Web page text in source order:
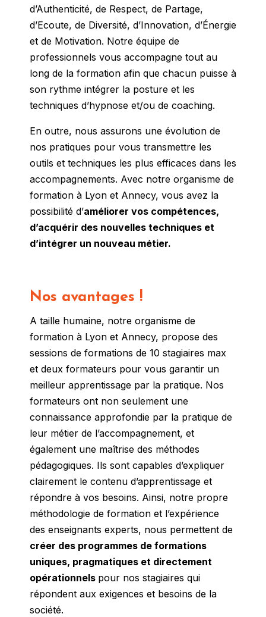
d’Authenticité, de Respect, de Partage,
d’Ecoute, de Diversité, d’Innovation, d’Énergie
et de Motivation. Notre équipe de
professionnels vous accompagne tout au
long de la formation afin que chacun puisse à
son rythme intégrer la posture et les
techniques d’hypnose et/ou de coaching.
En outre, nous assurons une évolution de
nos pratiques pour vous transmettre les
outils et techniques les plus efficaces dans les
accompagnements. Avec notre organisme de
formation à Lyon et Annecy, vous avez la
possibilité d’améliorer vos compétences,
d’acquérir des nouvelles techniques et
d’intégrer un nouveau métier.
Nos avantages !
A taille humaine, notre organisme de
formation à Lyon et Annecy, propose des
sessions de formations de 10 stagiaires max
et deux formateurs pour vous garantir un
meilleur apprentissage par la pratique. Nos
formateurs ont non seulement une
connaissance approfondie par la pratique de
leur métier de l’accompagnement, et
également une maîtrise des méthodes
pédagogiques. Ils sont capables d’expliquer
clairement le contenu d’apprentissage et
répondre à vos besoins. Ainsi, notre propre
méthodologie de formation et l’expérience
des enseignants experts, nous permettent de
créer des programmes de formations
uniques, pragmatiques et directement
opérationnels pour nos stagiaires qui
répondent aux exigences et besoins de la
société.